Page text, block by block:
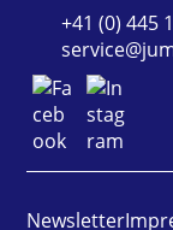
+41 (0) 445
Newsletter